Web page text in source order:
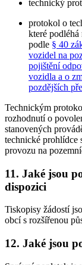
technický
protokol o
které
podle § 40
vozidel na
pojištění
vozidla a o
pozdějších
Technickým
rozhodnutí o
stanovených
technické prohlídce
provozu na
11. Jaké jsou
dispozici
Tiskopisy žádostí
obcí s rozšířenou
12. Jaké jsou